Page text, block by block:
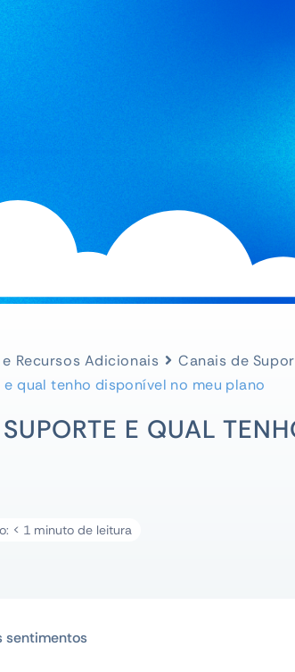
Recursos Adicionais
Canais de
qual tenho disponível no meu plano
E QUAL
< 1 minuto de leitura
sentimentos